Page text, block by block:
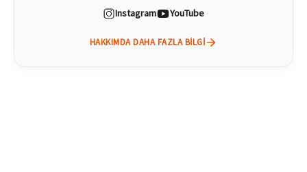
Instagram YouTube
HAKKIMDA DAHA FAZLA BILGI